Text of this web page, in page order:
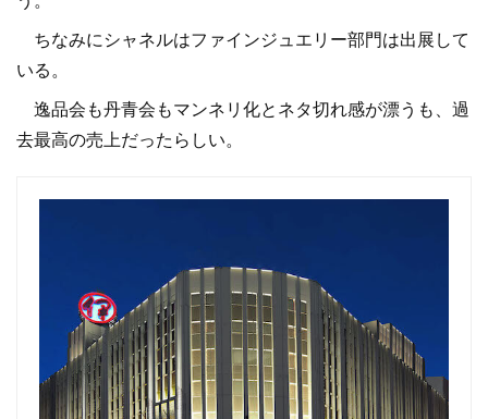
ちなみにシャネルはファインジュエリー部門は出展して
いる。
逸品会も丹青会もマンネリ化とネタ切れ感が漂うも、過
去最高の売上だったらしい。